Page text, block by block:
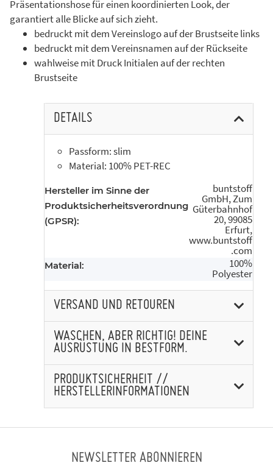
Präsentationshose für einen koordinierten Look, der
garantiert alle Blicke auf sich zieht.
bedruckt mit dem Vereinslogo auf der Brustseite links
bedruckt mit dem Vereinsnamen auf der Rückseite
wahlweise mit Druck Initialen auf der rechten
Brustseite
DETAILS
Passform: slim
Material: 100% PET-REC
Hersteller im Sinne der
Produktsicherheitsverordnung
(GPSR):
buntstoff
GmbH, Zum
Güterbahnhof
20, 99085
Erfurt,
www.buntstoff
.com
Material: 100%
Polyester
VERSAND UND RETOUREN
WASCHEN, ABER RICHTIG! DEINE
AUSRÜSTUNG IN BESTFORM.
PRODUKTSICHERHEIT //
HERSTELLERINFORMATIONEN
NEWSLETTER ABONNIEREN